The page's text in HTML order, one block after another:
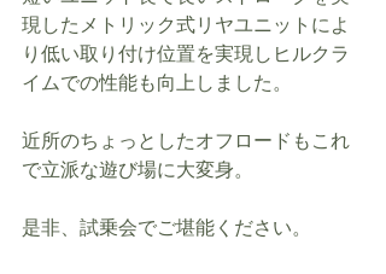
現したメトリック式リヤユニットによ
り低い取り付け位置を実現しヒルクラ
イムでの性能も向上しました。
近所のちょっとしたオフロードもこれ
で立派な遊び場に大変身。
是非、試乗会でご堪能ください。